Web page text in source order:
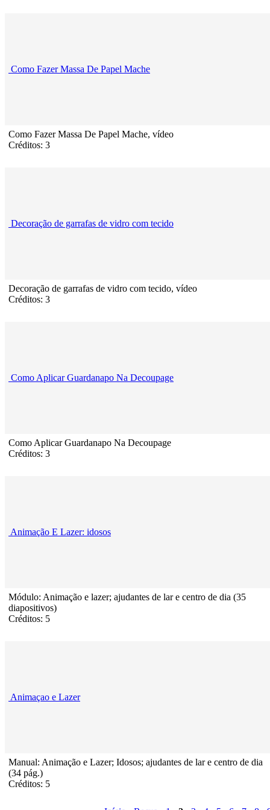
Como Fazer Massa De Papel Mache
Como Fazer Massa De Papel Mache, vídeo
Créditos: 3
Decoração de garrafas de vidro com tecido
Decoração de garrafas de vidro com tecido, vídeo
Créditos: 3
Como Aplicar Guardanapo Na Decoupage
Como Aplicar Guardanapo Na Decoupage
Créditos: 3
Animação E Lazer: idosos
Módulo: Animação e lazer; ajudantes de lar e centro de dia (35
diapositivos)
Créditos: 5
Animaçao e Lazer
Manual: Animação e Lazer; Idosos; ajudantes de lar e centro de dia
(34 pág.)
Créditos: 5